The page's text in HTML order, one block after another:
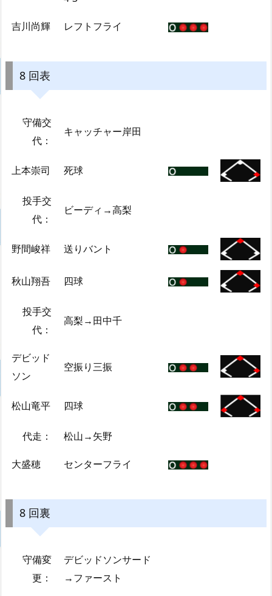
吉川尚輝 レフトフライ
8 回表
守備交
代：
キャッチャー岸田
上本崇司 死球
投手交
代：
ビーディ→高梨
野間峻祥 送りバント
秋山翔吾 四球
投手交
代：
高梨→田中千
デビッド
ソン
空振り三振
松山竜平 四球
代走： 松山→矢野
大盛穂 センターフライ
8 回裏
守備変
更：
デビッドソンサード
→ファースト